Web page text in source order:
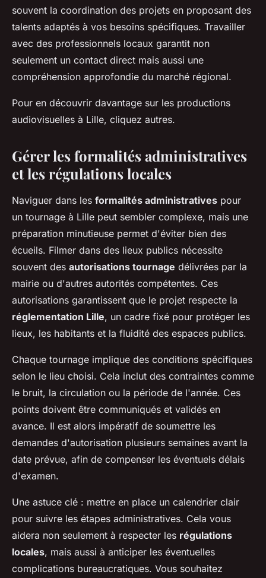
souvent la coordination des projets en proposant des
talents adaptés à vos besoins spécifiques. Travailler
avec des professionnels locaux garantit non
seulement un contact direct mais aussi une
compréhension approfondie du marché régional.
Pour en découvrir davantage sur les productions
audiovisuelles à Lille, cliquez autres.
Gérer les formalités administratives
et les régulations locales
Naviguer dans les formalités administratives pour
un tournage à Lille peut sembler complexe, mais une
préparation minutieuse permet d'éviter bien des
écueils. Filmer dans des lieux publics nécessite
souvent des autorisations tournage délivrées par la
mairie ou d'autres autorités compétentes. Ces
autorisations garantissent que le projet respecte la
réglementation Lille, un cadre fixé pour protéger les
lieux, les habitants et la fluidité des espaces publics.
Chaque tournage implique des conditions spécifiques
selon le lieu choisi. Cela inclut des contraintes comme
le bruit, la circulation ou la période de l'année. Ces
points doivent être communiqués et validés en
avance. Il est alors impératif de soumettre les
demandes d'autorisation plusieurs semaines avant la
date prévue, afin de compenser les éventuels délais
d'examen.
Une astuce clé : mettre en place un calendrier clair
pour suivre les étapes administratives. Cela vous
aidera non seulement à respecter les régulations
locales, mais aussi à anticiper les éventuelles
complications bureaucratiques. Vous souhaitez